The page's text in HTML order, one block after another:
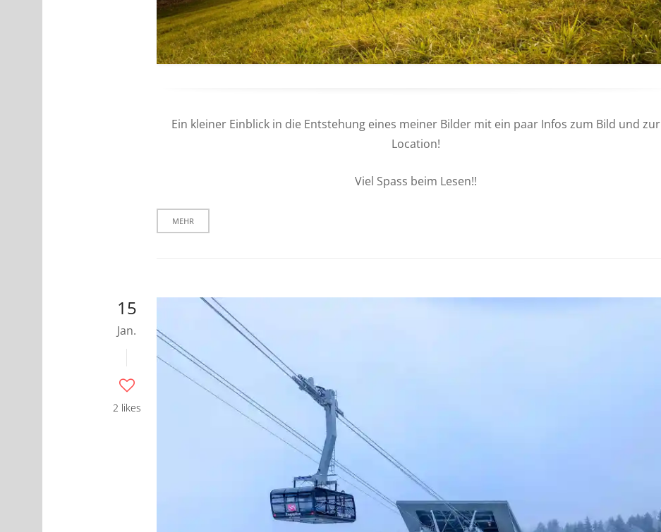
Ein kleiner Einblick in die Entstehung eines meiner Bilder mit ein paar Infos zum Bild und zur
Location!
Viel Spass beim Lesen!!
MEHR
15
Jan.
2 likes